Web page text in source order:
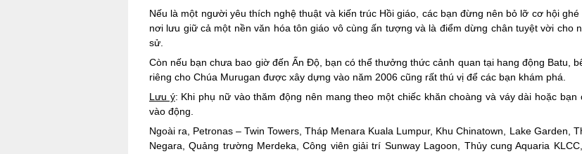
Nếu là một người yêu thích nghệ thuật và kiến trúc Hồi giáo, các bạn đừng nên bỏ lỡ cơ hội
nơi lưu giữ cả một nền văn hóa tôn giáo vô cùng ấn tượng và là điểm dừng chân tuyệt vời cho
sử.
Còn nếu bạn chưa bao giờ đến Ấn Độ, bạn có thể thưởng thức cảnh quan tại hang động Batu,
riêng cho Chúa Murugan được xây dựng vào năm 2006 cũng rất thú vị để các bạn khám phá.
Lưu ý: Khi phụ nữ vào thăm động nên mang theo một chiếc khăn choàng và váy dài hoặc
vào động.
Ngoài ra, Petronas – Twin Towers, Tháp Menara Kuala Lumpur, Khu Chinatown, Lake Garden,
Negara, Quảng trường Merdeka, Công viên giải trí Sunway Lagoon, Thủy cung Aquaria